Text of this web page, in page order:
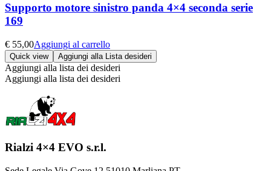
Supporto motore sinistro panda 4×4 seconda serie
169
€ 55,00Aggiungi al carrello
Quick view Aggiungi alla Lista desideri
Aggiungi alla lista dei desideri
Aggiungi alla lista dei desideri
Rialzi 4×4 EVO s.r.l.